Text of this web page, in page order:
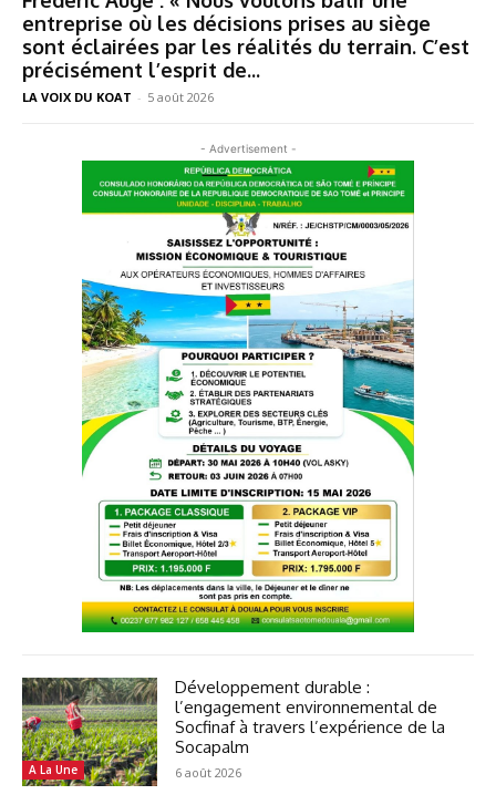
entreprise où les décisions prises au siège
sont éclairées par les réalités du terrain. C’est
précisément l’esprit de...
LA VOIX DU KOAT - 5 août 2026
- Advertisement -
A La Une
Développement durable :
l’engagement environnemental de
Socfinaf à travers l’expérience de la
Socapalm
6 août 2026